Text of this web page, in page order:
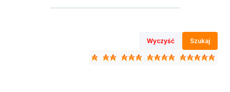
Wyczyść Szukaj